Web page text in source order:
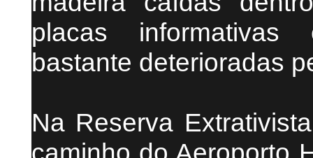
placas informativas
bastante deterioradas
Na Reserva